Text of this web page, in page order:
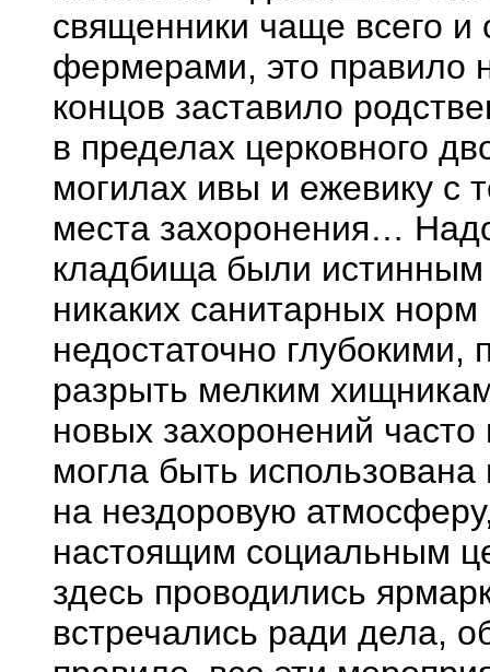
священники чаще всего
фермерами, это правило
концов заставило
в пределах церковного
могилах ивы и ежевику с
места захоронения…
кладбища были истинным
никаких санитарных
недостаточно глубокими,
разрыть мелким
новых захоронений
могла быть
на нездоровую
настоящим социальным
здесь проводились
встречались ради дела,